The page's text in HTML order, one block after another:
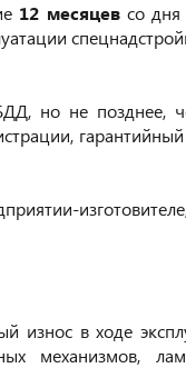
12 месяцевсо дня
но не позднее,
в ходе
механизмов,